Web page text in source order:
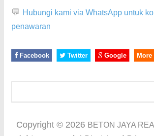
💬 Hubungi kami via WhatsApp untuk
penawaran
Facebook Twitter Google More
Copyright © 2026 BETON JAYA